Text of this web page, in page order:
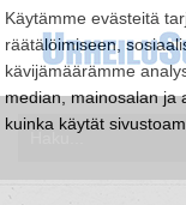
Käytämme evästeitä
räätälöimiseen,
kävijämäärämme
median, mainosalan ja
kuinka käytät